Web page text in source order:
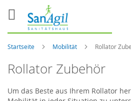
Startseite Mobilität Rollator
Rollator Zubehör
Um das Beste aus Ihrem Rollator